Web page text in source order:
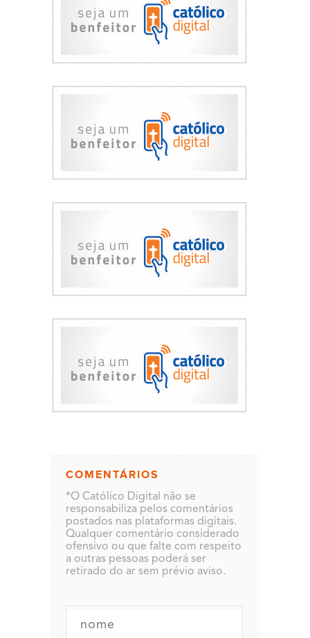
COMENTÁRIOS
*O Católico Digital não se
responsabiliza pelos comentários
postados nas plataformas digitais.
Qualquer comentário considerado
ofensivo ou que falte com respeito
a outras pessoas poderá ser
retirado do ar sem prévio aviso.